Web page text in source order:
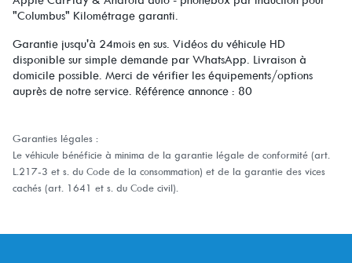
"Columbus" Kilométrage garanti.
Garantie jusqu'à 24mois en sus. Vidéos du véhicule HD
disponible sur simple demande par WhatsApp. Livraison à
domicile possible. Merci de vérifier les équipements/options
auprès de notre service. Référence annonce : 80
Garanties légales :
Le véhicule bénéficie à minima de la garantie légale de conformité (art.
L.217-3 et s. du Code de la consommation) et de la garantie des vices
cachés (art. 1641 et s. du Code civil).